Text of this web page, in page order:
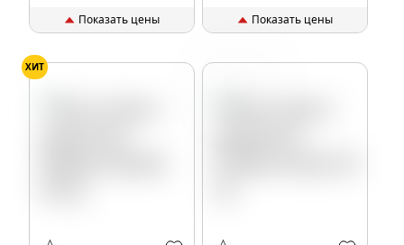
Показать цены Показать цены
ХИТ